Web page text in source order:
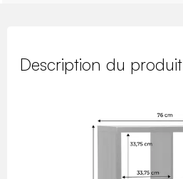
Description du produit